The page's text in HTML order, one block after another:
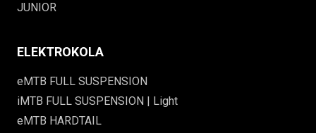
JUNIOR
ELEKTROKOLA
eMTB FULL SUSPENSION
iMTB FULL SUSPENSION | Light
eMTB HARDTAIL